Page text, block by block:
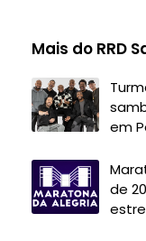
Mais do RRD
em
de